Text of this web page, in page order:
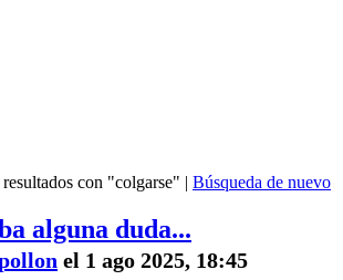
con "colgarse" | Búsqueda de nuevo
alguna duda...
el 1 ago 2025, 18:45